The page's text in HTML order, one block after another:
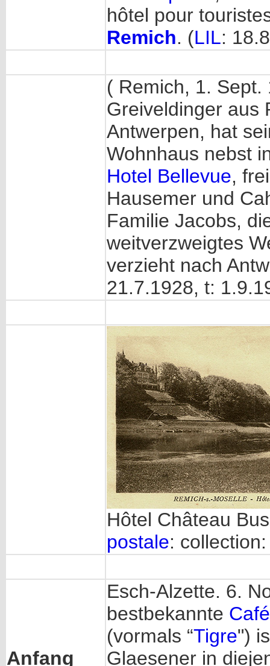
hôtel pour
Remich. (LIL:
( Remich, 1.
Greiveldinger aus
Antwerpen, hat
Wohnhaus nebst
Hotel Bellevue,
Hausemer und
Familie Jacobs,
weitverzweigtes
verzieht nach
21.7.1928, t:
Hôtel Château
postale:
Anfang
Esch-Alzette. 6.
bestbekannte
(vormals “Tigre")
Glaesener in